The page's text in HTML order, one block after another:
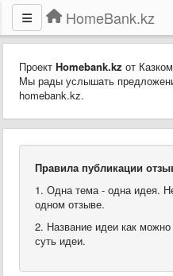
HomeBank.kz
Проект Homebank.kz от
Мы рады услышать
homebank.kz.
Правила публикации
1. Одна тема - одна идея.
одном отзыве.
2. Название идеи как
суть идеи.